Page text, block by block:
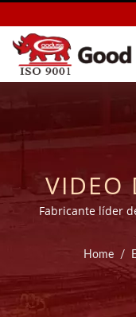
VIDEO
Fabricante líder
Home /